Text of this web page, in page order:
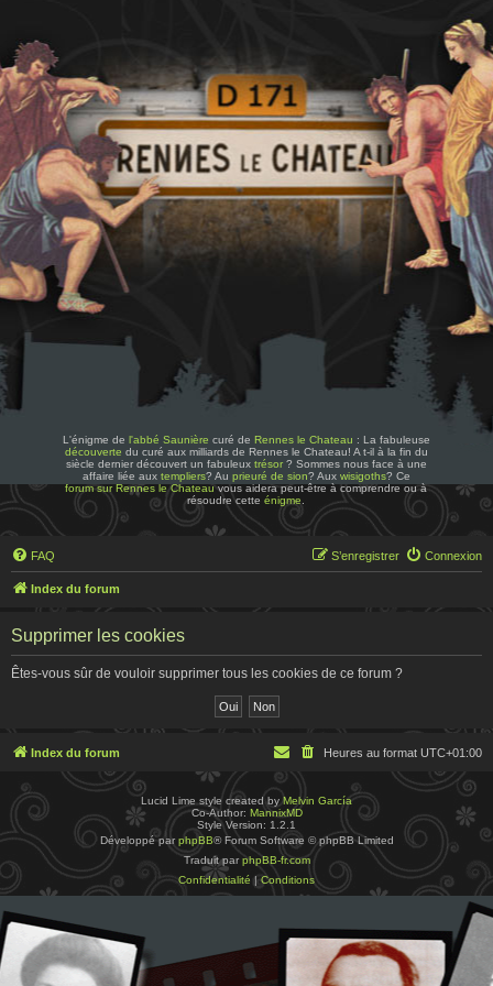
L'énigme de l'abbé Saunière curé de Rennes le Chateau : La fabuleuse
découverte du curé aux milliards de Rennes le Chateau! A t-il à la fin du
siècle dernier découvert un fabuleux trésor? Sommes nous face à une
affaire liée aux templiers? Au prieuré de sion? Aux wisigoths? Ce
forum sur Rennes le Chateauvous aidera peut-être à comprendre ou à
résoudre cetteénigme
FAQ Connexion
S’enregistrer
Index du forum
Supprimer les cookies
Êtes-vous sûr de vouloir supprimer tous les cookies de ce forum ?
Index du forum Heures au format UTC+01:00
Lucid Lime style created byMelvin García
Co-Author: MannixMD
Style Version: 1.2.1
Développé par phpBB® Forum Software © phpBB Limited
Traduit par phpBB-fr.com
Confidentialité | Conditions